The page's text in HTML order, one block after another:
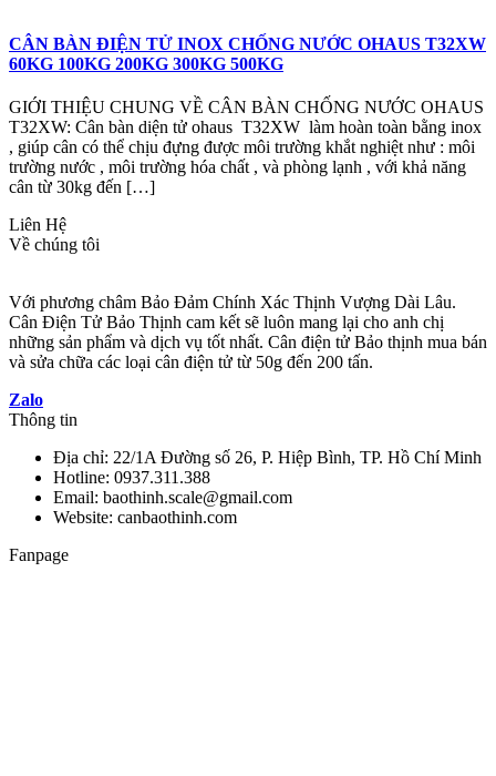
CÂN BÀN ĐIỆN TỬ INOX CHỐNG NƯỚC OHAUS T32XW
60KG 100KG 200KG 300KG 500KG
GIỚI THIỆU CHUNG VỀ CÂN BÀN CHỐNG NƯỚC OHAUS
T32XW: Cân bàn diện tử ohaus T32XW làm hoàn toàn bằng inox
, giúp cân có thể chịu đựng được môi trường khắt nghiệt như : môi
trường nước , môi trường hóa chất , và phòng lạnh , với khả năng
cân từ 30kg đến […]
Liên Hệ
Về chúng tôi
Với phương châm Bảo Đảm Chính Xác Thịnh Vượng Dài Lâu.
Cân Điện Tử Bảo Thịnh cam kết sẽ luôn mang lại cho anh chị
những sản phẩm và dịch vụ tốt nhất. Cân điện tử Bảo thịnh mua bán
và sửa chữa các loại cân điện tử từ 50g đến 200 tấn.
Zalo
Thông tin
Địa chỉ: 22/1A Đường số 26, P. Hiệp Bình, TP. Hồ Chí Minh
Hotline: 0937.311.388
Email: baothinh.scale@gmail.com
Website: canbaothinh.com
Fanpage